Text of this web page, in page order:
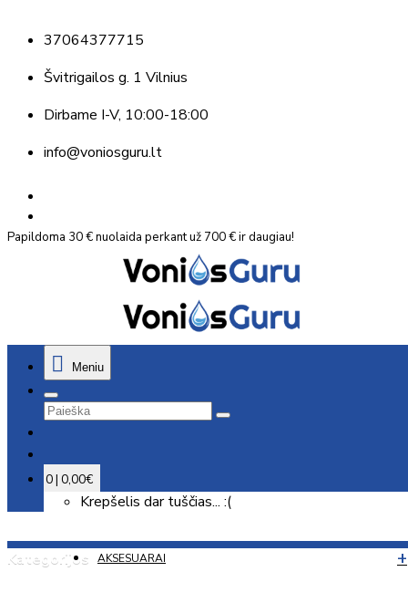
37064377715
Švitrigailos g. 1 Vilnius
Dirbame I-V, 10:00-18:00
info@voniosguru.lt
Papildoma 30 € nuolaida perkant už 700 € ir daugiau!
Meniu
0 | 0,00€
Krepšelis dar tuščias... :(
Kategorijos AKSESUARAI